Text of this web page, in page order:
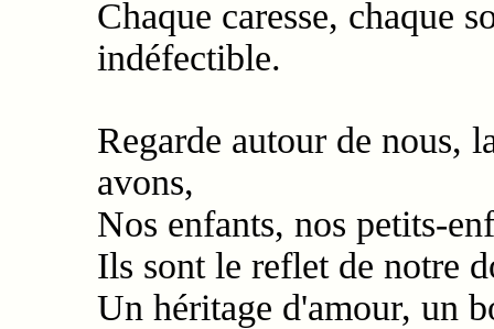
Chaque caresse, chaque
indéfectible.
Regarde autour de nous,
avons,
Nos enfants, nos petits-
Ils sont le reflet de notre
Un héritage d'amour, un